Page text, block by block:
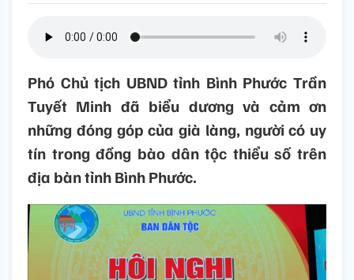
Phó Chủ tịch UBND tỉnh Bình Phước Trần
Tuyết Minh đã biểu dương và cảm ơn
những đóng góp của già làng, người có uy
tín trong đồng bào dân tộc thiểu số trên
địa bàn tỉnh Bình Phước.